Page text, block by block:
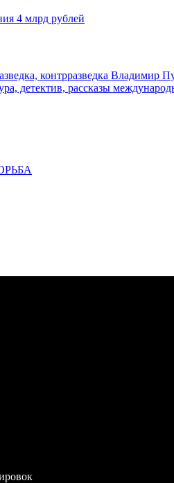
4 млрд рублей
контрразведка Владимир
детектив, рассказы